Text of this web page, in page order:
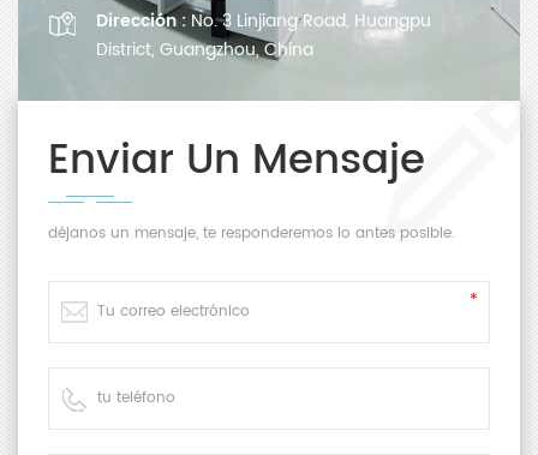
Dirección : No. 3 Linjiang Road, Huangpu
District, Guangzhou, China
Enviar Un Mensaje
déjanos un mensaje, te responderemos lo antes posible.